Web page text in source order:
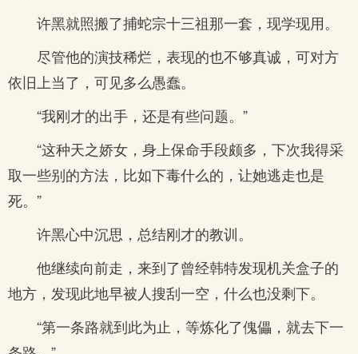
许黑就照搬了捕蛇宗十三祖那一套，现学现用。
尽管他的演技稀烂，表现的也不够真诚，可对方
依旧上当了，可见多么愚蠢。
“我刚才的出手，还是有些问题。”
“这种天之娇女，身上保命手段颇多，下次我得采
取一些别的方法，比如下毒什么的，让她逃走也是
死。”
许黑心中沉思，总结刚才的教训。
他继续向前走，来到了曾经韩特发现机关盒子的
地方，发现此地早被人搜刮一空，什么也没剩下。
“第一条路就到此为止，等炼化了傀儡，就去下一